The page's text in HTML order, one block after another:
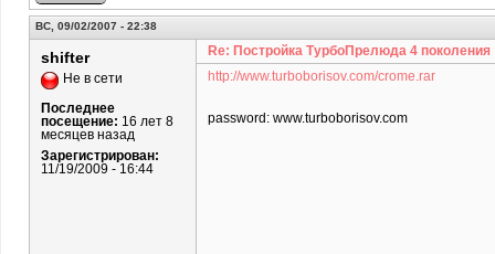
ВС, 09/02/2007 - 22:38
shifter
Не в сети
Последнее
посещение: 16 лет 8
месяцев назад
Зарегистрирован:
11/19/2009 - 16:44
Re: Постройка ТурбоПрелюда 4 поколения
http://www.turboborisov.com/crome.rar
password: www.turboborisov.com